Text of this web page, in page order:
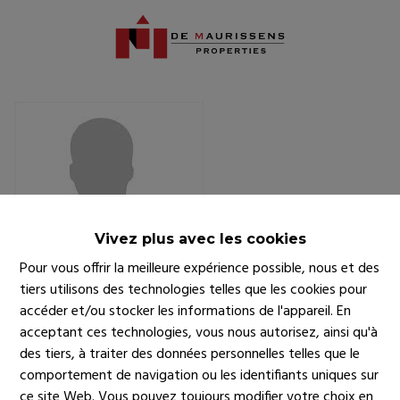
Vivez plus avec les cookies
Pour vous offrir la meilleure expérience possible, nous et des
tiers utilisons des technologies telles que les cookies pour
accéder et/ou stocker les informations de l'appareil. En
acceptant ces technologies, vous nous autorisez, ainsi qu'à
des tiers, à traiter des données personnelles telles que le
comportement de navigation ou les identifiants uniques sur
Lorem Ipsumis simply dummy text of the printing and
typesetting industry. Lorem Ipsum has been the industry's
standard dummy text ever since the 1500s, when an